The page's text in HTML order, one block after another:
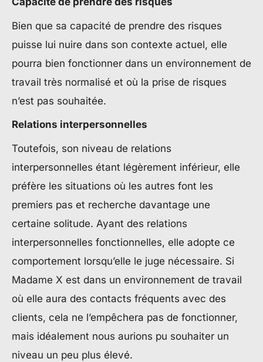
Bien que sa capacité de prendre des risques
puisse lui nuire dans son contexte actuel, elle
pourra bien fonctionner dans un environnement de
travail très normalisé et où la prise de risques
n’est pas souhaitée.
Relations interpersonnelles
Toutefois, son niveau de relations
interpersonnelles étant légèrement inférieur, elle
préfère les situations où les autres font les
premiers pas et recherche davantage une
certaine solitude. Ayant des relations
interpersonnelles fonctionnelles, elle adopte ce
comportement lorsqu’elle le juge nécessaire. Si
Madame X est dans un environnement de travail
où elle aura des contacts fréquents avec des
clients, cela ne l’empêchera pas de fonctionner,
mais idéalement nous aurions pu souhaiter un
niveau un peu plus élevé.